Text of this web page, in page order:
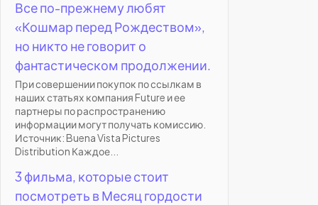
Все по-прежнему любят
«Кошмар перед Рождеством»,
но никто не говорит о
фантастическом продолжении.
При совершении покупок по ссылкам в
наших статьях компания Future и ее
партнеры по распространению
информации могут получать комиссию.
Источник: Buena Vista Pictures
Distribution Каждое...
3 фильма, которые стоит
посмотреть в Месяц гордости